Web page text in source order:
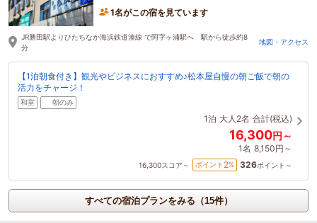
1名がこの宿を見ています
JR勝田駅よりひたちなか海浜鉄道湊線 で阿字ヶ浦駅へ 駅から徒歩約8
分
地図・アクセス
【1泊朝食付き】観光やビジネスにおすすめ♪松本屋自慢の朝ご飯で朝の
活力をチャージ！
和室 朝のみ
1泊 大人2名 合計(税込)
16,300円～
1名 8,150円～
16,300スコア～ ポイント 2% 326ポイント～
すべての宿泊プランをみる（15件）